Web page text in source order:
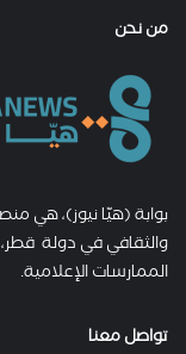
من نحن
بوابة (هيّا نيوز)، هي
والثقافي في دولة
الممارسات الإعلامية.
تواصل معنا